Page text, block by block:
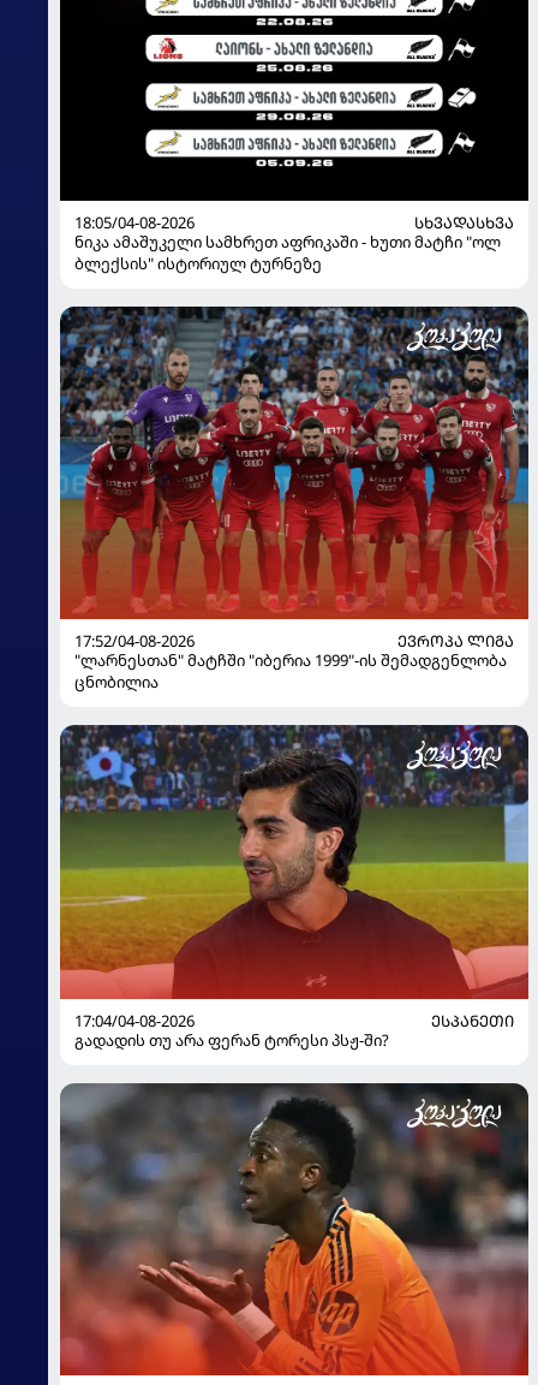
18:05/04-08-2026
ᲡᲮᲕᲐᲓᲐᲡᲮᲕᲐ
ნიკა ამაშუკელი სამხრეთ აფრიკაში - ხუთი მატჩი "ოლ
ბლექსის" ისტორიულ ტურნეზე
17:52/04-08-2026
ᲔᲕᲠᲝᲞᲐ ᲚᲘᲒᲐ
"ლარნესთან" მატჩში "იბერია 1999"-ის შემადგენლობა
ცნობილია
17:04/04-08-2026
ᲔᲡᲞᲐᲜᲔᲗᲘ
გადადის თუ არა ფერან ტორესი პსჟ-ში?